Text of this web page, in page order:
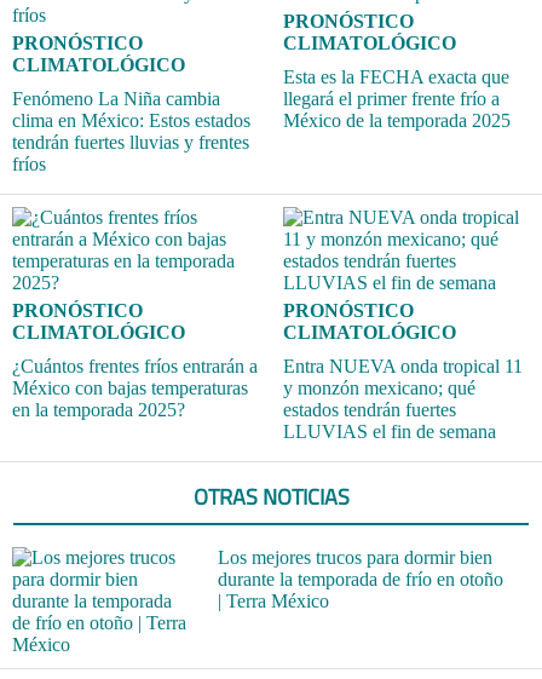
PRONÓSTICO
CLIMATOLÓGICO
Fenómeno La Niña cambia
clima en México: Estos estados
tendrán fuertes lluvias y frentes
fríos
PRONÓSTICO
CLIMATOLÓGICO
Esta es la FECHA exacta que
llegará el primer frente frío a
México de la temporada 2025
PRONÓSTICO
CLIMATOLÓGICO
¿Cuántos frentes fríos entrarán a
México con bajas temperaturas
en la temporada 2025?
PRONÓSTICO
CLIMATOLÓGICO
Entra NUEVA onda tropical 11
y monzón mexicano; qué
estados tendrán fuertes
LLUVIAS el fin de semana
OTRAS NOTICIAS
Los mejores trucos para dormir bien
durante la temporada de frío en otoño
| Terra México